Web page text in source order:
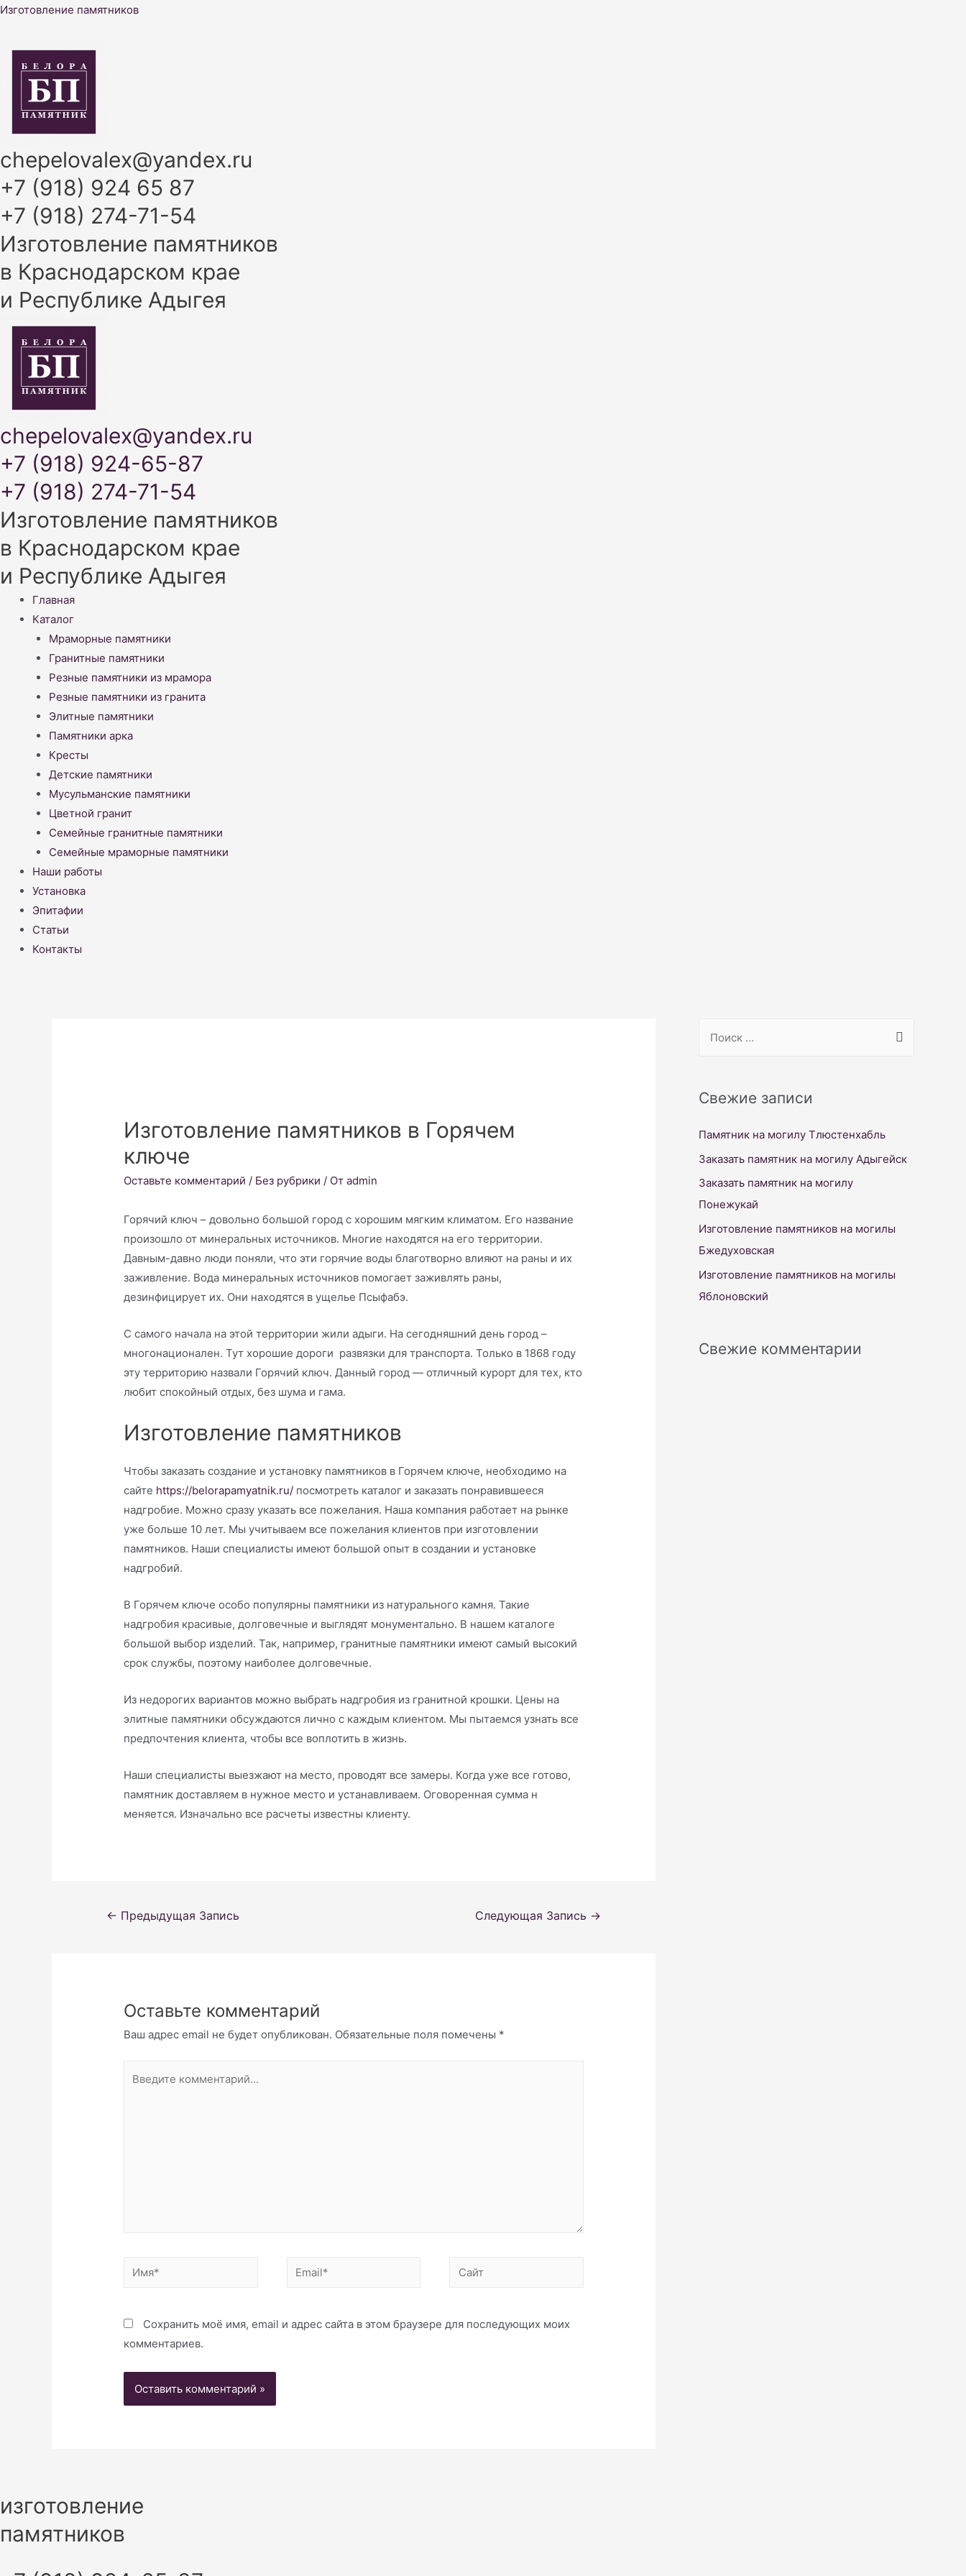
Перейти
содержимому
Изготовление памятников
chepelovalex@yandex.ru
+7 (918) 924 65 87
+7 (918) 274-71-54
Изготовление памятников
в Краснодарском крае
и Республике Адыгея
chepelovalex@yandex.ru
+7 (918) 924-65-87
+7 (918) 274-71-54
Изготовление памятников
в Краснодарском крае
и Республике Адыгея
Меню
Главная
Каталог
Мраморные памятники
Гранитные памятники
Резные памятники из мрамора
Резные памятники из гранита
Элитные памятники
Памятники арка
Кресты
Детские памятники
Мусульманские памятники
Цветной гранит
Семейные гранитные памятники
Семейные мраморные памятники
Наши работы
Установка
Эпитафии
Статьи
Контакты
Изготовление памятников в Горячем
ключе
Оставьте комментарий / Без рубрики / От admin
Горячий ключ – довольно большой город с хорошим мягким климатом. Его название
произошло от минеральных источников. Многие находятся на его территории.
Давным-давно люди поняли, что эти горячие воды благотворно влияют на раны и их
заживление. Вода минеральных источников помогает заживлять раны,
дезинфицирует их. Они находятся в ущелье Псыфабэ.
С самого начала на этой территории жили адыги. На сегодняшний день город –
многонационален. Тут хорошие дороги развязки для транспорта. Только в 1868 году
эту территорию назвали Горячий ключ. Данный город — отличный курорт для тех, кто
любит спокойный отдых, без шума и гама.
Изготовление памятников
Чтобы заказать создание и установку памятников в Горячем ключе, необходимо на
сайте https://belorapamyatnik.ru/ посмотреть каталог и заказать понравившееся
надгробие. Можно сразу указать все пожелания. Наша компания работает на рынке
уже больше 10 лет. Мы учитываем все пожелания клиентов при изготовлении
памятников. Наши специалисты имеют большой опыт в создании и установке
надгробий.
В Горячем ключе особо популярны памятники из натурального камня. Такие
надгробия красивые, долговечные и выглядят монументально. В нашем каталоге
большой выбор изделий. Так, например, гранитные памятники имеют самый высокий
срок службы, поэтому наиболее долговечные.
Из недорогих вариантов можно выбрать надгробия из гранитной крошки. Цены на
элитные памятники обсуждаются лично с каждым клиентом. Мы пытаемся узнать все
предпочтения клиента, чтобы все воплотить в жизнь.
Наши специалисты выезжают на место, проводят все замеры. Когда уже все готово,
памятник доставляем в нужное место и устанавливаем. Оговоренная сумма н
меняется. Изначально все расчеты известны клиенту.
Навигация
← Предыдущая Запись Следующая Запись →
Оставьте комментарий
Ваш адрес email не будет опубликован. Обязательные поля помечены *
комментарий...
Имя* Email* Сайт
Сохранить моё имя, email и адрес сайта в этом браузере для последующих моих
комментариев.
r
h
f
o
r
:
Свежие записи
Памятник на могилу Тлюстенхабль
Заказать памятник на могилу Адыгейск
Заказать памятник на могилу
Понежукай
Изготовление памятников на могилы
Бжедуховская
Изготовление памятников на могилы
Яблоновский
Свежие комментарии
изготовление
памятников